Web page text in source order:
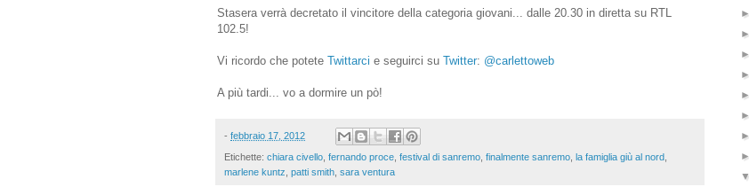
Stasera verrà decretato il vincitore della categoria giovani... dalle 20.30 in diretta su RTL
102.5!
Vi ricordo che potete Twittarci e seguirci su Twitter: @carlettoweb
A più tardi... vo a dormire un pò!
- febbraio 17, 2012
Etichette: chiara civello fernando proce festival di sanremo finalmente sanremo la famiglia giù al nord
marlene kuntz patti smith sara ventura
►
►
►
►
►
►
►
►
▼